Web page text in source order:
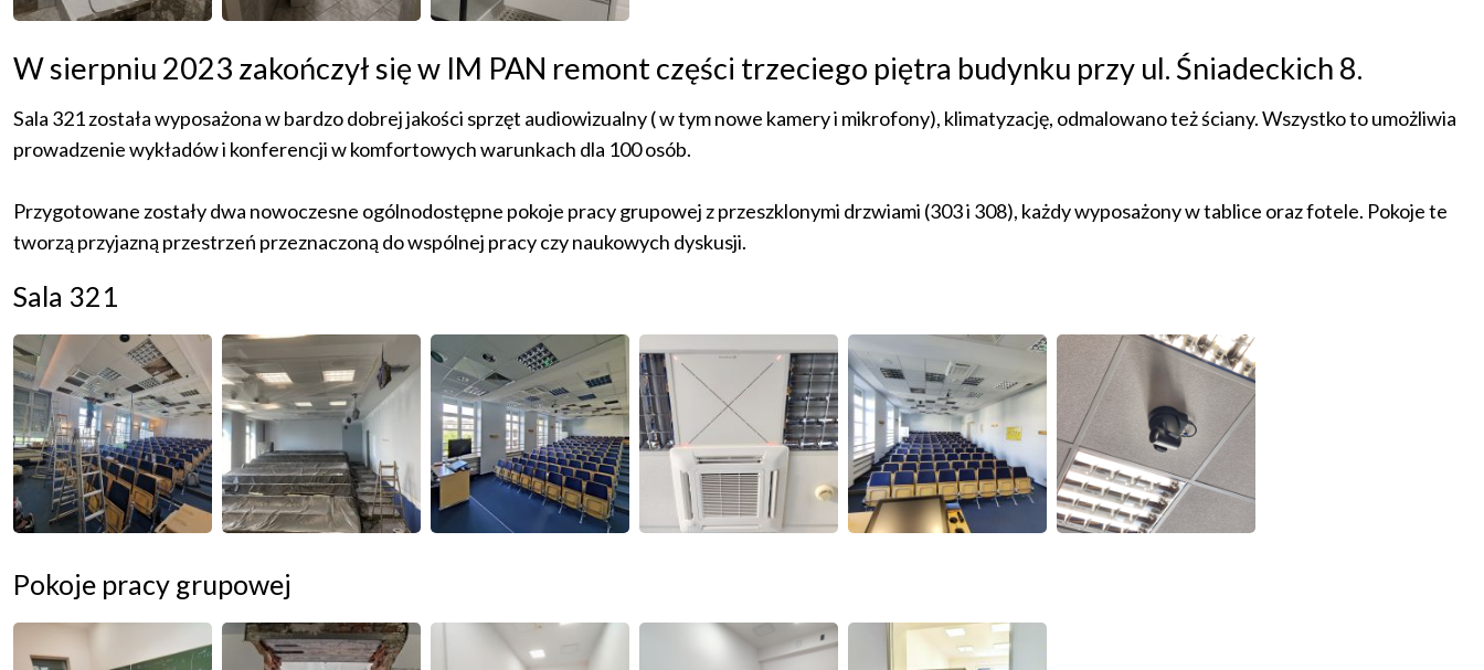
W sierpniu 2023 zakończył się w IM PAN remont części trzeciego piętra budynku przy ul. Śniadeckich 8.
Sala 321 została wyposażona w bardzo dobrej jakości sprzęt audiowizualny ( w tym nowe kamery i mikrofony), klimatyzację, odmalowano też ściany. Wszystko to umożliwia
prowadzenie wykładów i konferencji w komfortowych warunkach dla 100 osób.
Przygotowane zostały dwa nowoczesne ogólnodostępne pokoje pracy grupowej z przeszklonymi drzwiami (303 i 308), każdy wyposażony w tablice oraz fotele. Pokoje te
tworzą przyjazną przestrzeń przeznaczoną do wspólnej pracy czy naukowych dyskusji.
Sala 321
Pokoje pracy grupowej